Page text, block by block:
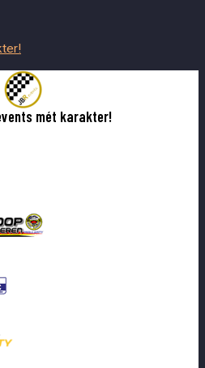
mét karakter!